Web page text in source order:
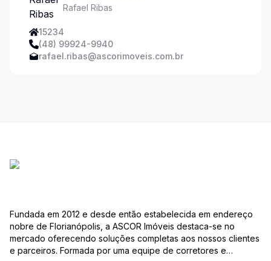
Rafael Ribas
15234
(48) 99924-9940
rafael.ribas@ascorimoveis.com.br
Fundada em 2012 e desde então estabelecida em endereço
nobre de Florianópolis, a ASCOR Imóveis destaca-se no
mercado oferecendo soluções completas aos nossos clientes
e parceiros. Formada por uma equipe de corretores e